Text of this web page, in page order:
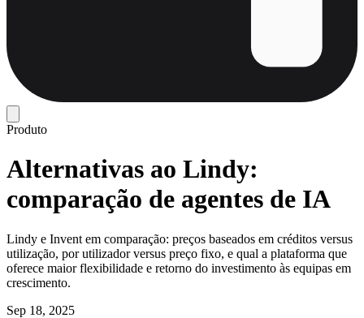
Produto
Alternativas ao Lindy:
comparação de agentes de IA
Lindy e Invent em comparação: preços baseados em créditos versus
utilização, por utilizador versus preço fixo, e qual a plataforma que
oferece maior flexibilidade e retorno do investimento às equipas em
crescimento.
Sep 18, 2025